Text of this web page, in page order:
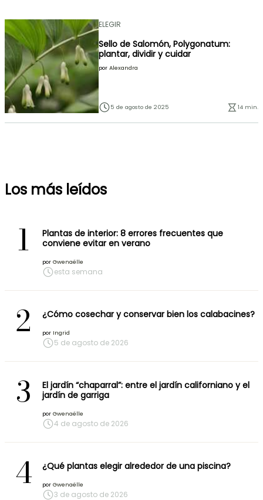
ELEGIR
Sello de Salomón, Polygonatum:
plantar, dividir y cuidar
por Alexandra
5 de agosto de 2025 14 min.
Los más leídos
1
Plantas de interior: 8 errores frecuentes que
conviene evitar en verano
por Gwenaëlle
esta semana
2 ¿Cómo cosechar y conservar bien los calabacines?
por Ingrid
5 de agosto de 2026
3
El jardín “chaparral”: entre el jardín californiano y el
jardín de garriga
por Gwenaëlle
4 de agosto de 2026
4 ¿Qué plantas elegir alrededor de una piscina?
por Gwenaëlle
3 de agosto de 2026